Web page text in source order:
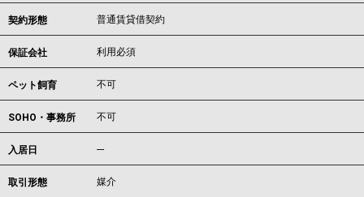
契約形態 普通賃貸借契約
保証会社 利用必須
ペット飼育 不可
SOHO・事務所 不可
入居日 ---
取引形態 媒介